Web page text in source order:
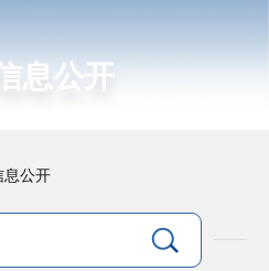
息公开
公开